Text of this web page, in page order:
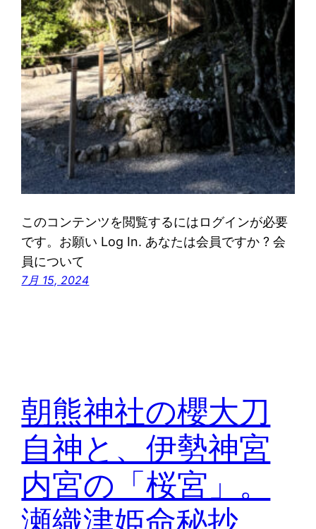
このコンテンツを閲覧するにはログインが必要
です。お願い Log In. あなたは会員ですか ? 会
員について
7月 15, 2024
朝熊神社の櫻大刀
自神と、伊勢神宮
内宮の「桜宮」。